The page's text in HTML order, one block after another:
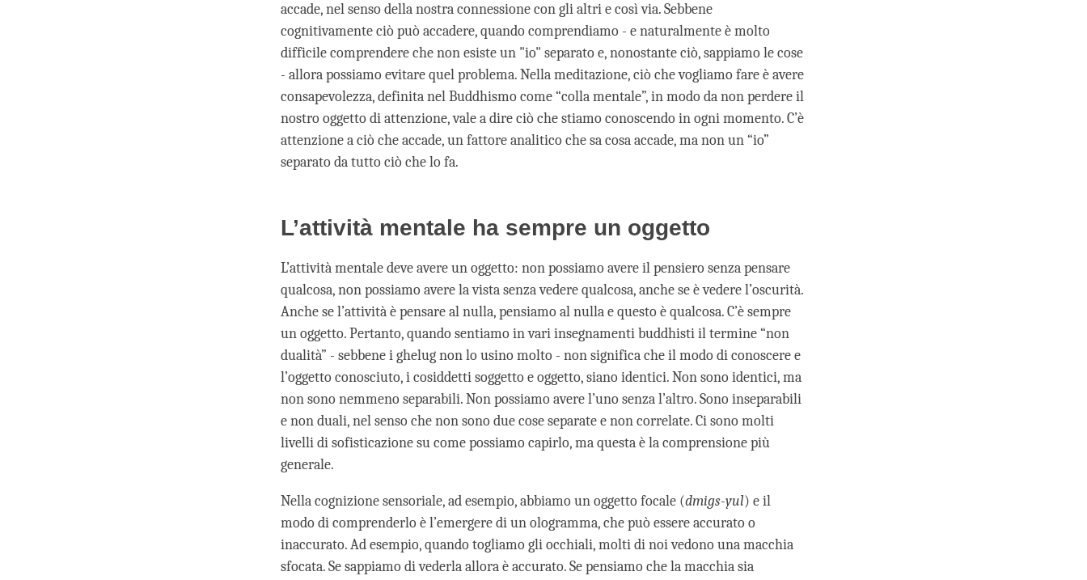
accade, nel senso della nostra connessione con gli altri e così via. Sebbene
cognitivamente ciò può accadere, quando comprendiamo - e naturalmente è molto
difficile comprendere che non esiste un "io" separato e, nonostante ciò, sappiamo le cose
- allora possiamo evitare quel problema. Nella meditazione, ciò che vogliamo fare è avere
consapevolezza, definita nel Buddhismo come “colla mentale”, in modo da non perdere il
nostro oggetto di attenzione, vale a dire ciò che stiamo conoscendo in ogni momento. C’è
attenzione a ciò che accade, un fattore analitico che sa cosa accade, ma non un “io”
separato da tutto ciò che lo fa.
L’attività mentale ha sempre un oggetto
L’attività mentale deve avere un oggetto: non possiamo avere il pensiero senza pensare
qualcosa, non possiamo avere la vista senza vedere qualcosa, anche se è vedere l’oscurità.
Anche se l’attività è pensare al nulla, pensiamo al nulla e questo è qualcosa. C’è sempre
un oggetto. Pertanto, quando sentiamo in vari insegnamenti buddhisti il termine “non
dualità” - sebbene i ghelug non lo usino molto - non significa che il modo di conoscere e
l’oggetto conosciuto, i cosiddetti soggetto e oggetto, siano identici. Non sono identici, ma
non sono nemmeno separabili. Non possiamo avere l’uno senza l’altro. Sono inseparabili
e non duali, nel senso che non sono due cose separate e non correlate. Ci sono molti
livelli di sofisticazione su come possiamo capirlo, ma questa è la comprensione più
generale.
Nella cognizione sensoriale, ad esempio, abbiamo un oggetto focale (dmigs-yul) e il
modo di comprenderlo è l’emergere di un ologramma, che può essere accurato o
inaccurato. Ad esempio, quando togliamo gli occhiali, molti di noi vedono una macchia
sfocata. Se sappiamo di vederla allora è accurato. Se pensiamo che la macchia sia